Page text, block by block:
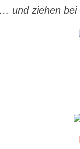
… und ziehen bei